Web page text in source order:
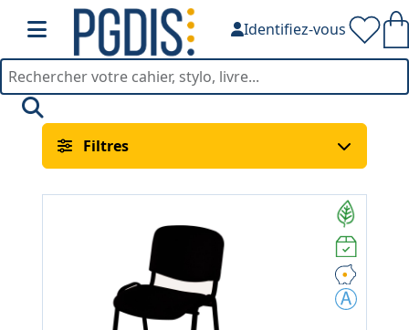
Identifiez-vous
Sièges & Fauteuils —
Filtres